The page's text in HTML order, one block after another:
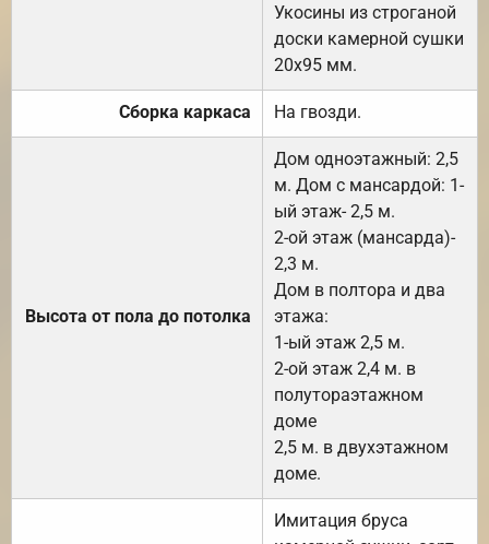
Укосины из строганой
доски камерной сушки
20х95 мм.
Сборка каркаса На гвозди.
Высота от пола до потолка
Дом одноэтажный: 2,5
м. Дом с мансардой: 1-
ый этаж- 2,5 м.
2-ой этаж (мансарда)-
2,3 м.
Дом в полтора и два
этажа:
1-ый этаж 2,5 м.
2-ой этаж 2,4 м. в
полутораэтажном
доме
2,5 м. в двухэтажном
доме.
Имитация бруса